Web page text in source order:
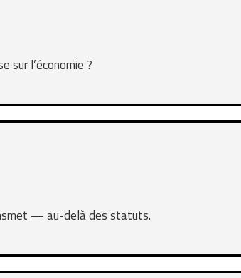
sur l’économie ?
— au-delà des statuts.